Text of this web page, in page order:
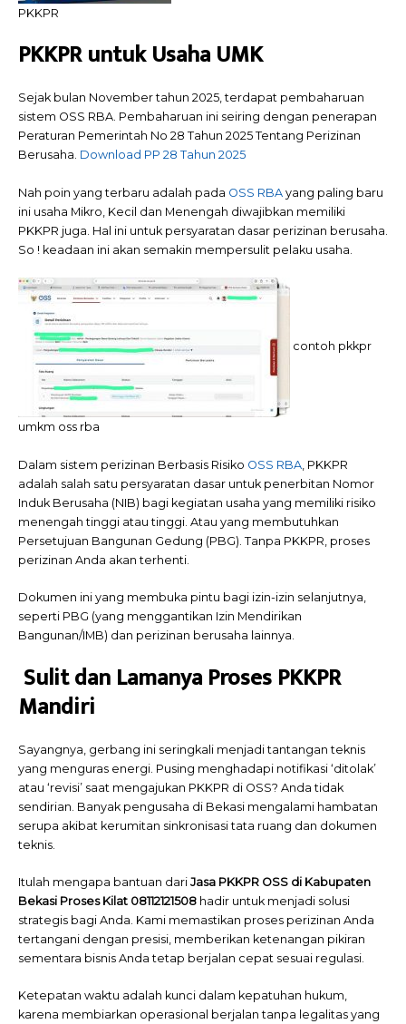
PKKPR
PKKPR untuk Usaha UMK
Sejak bulan November tahun 2025, terdapat pembaharuan
sistem OSS RBA. Pembaharuan ini seiring dengan penerapan
Peraturan Pemerintah No 28 Tahun 2025 Tentang Perizinan
Berusaha. Download PP 28 Tahun 2025
Nah poin yang terbaru adalah pada OSS RBA yang paling baru
ini usaha Mikro, Kecil dan Menengah diwajibkan memiliki
PKKPR juga. Hal ini untuk persyaratan dasar perizinan berusaha.
So ! keadaan ini akan semakin mempersulit pelaku usaha.
contoh pkkpr
umkm oss rba
Dalam sistem perizinan Berbasis Risiko OSS RBA , PKKPR
adalah salah satu persyaratan dasar untuk penerbitan Nomor
Induk Berusaha (NIB) bagi kegiatan usaha yang memiliki risiko
menengah tinggi atau tinggi. Atau yang membutuhkan
Persetujuan Bangunan Gedung (PBG). Tanpa PKKPR, proses
perizinan Anda akan terhenti.
Dokumen ini yang membuka pintu bagi izin-izin selanjutnya,
seperti PBG (yang menggantikan Izin Mendirikan
Bangunan/IMB) dan perizinan berusaha lainnya.
Sulit dan Lamanya Proses PKKPR
Mandiri
Sayangnya, gerbang ini seringkali menjadi tantangan teknis
yang menguras energi. Pusing menghadapi notifikasi ‘ditolak’
atau ‘revisi’ saat mengajukan PKKPR di OSS? Anda tidak
sendirian. Banyak pengusaha di Bekasi mengalami hambatan
serupa akibat kerumitan sinkronisasi tata ruang dan dokumen
teknis.
Itulah mengapa bantuan dari Jasa PKKPR OSS di Kabupaten
Bekasi Proses Kilat 08112121508 hadir untuk menjadi solusi
strategis bagi Anda. Kami memastikan proses perizinan Anda
tertangani dengan presisi, memberikan ketenangan pikiran
sementara bisnis Anda tetap berjalan cepat sesuai regulasi.
Ketepatan waktu adalah kunci dalam kepatuhan hukum,
karena membiarkan operasional berjalan tanpa legalitas yang